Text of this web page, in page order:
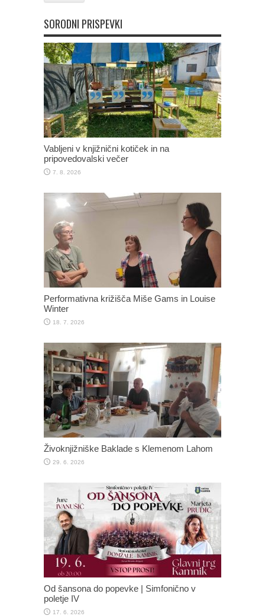
SORODNI PRISPEVKI
Vabljeni v knjižnični kotiček in na
pripovedovalski večer
7. 8. 2026
Performativna križišča Miše Gams in Louise
Winter
18. 7. 2026
Živoknjižniške Baklade s Klemenom Lahom
29. 6. 2026
Od šansona do popevke | Simfonično v
poletje IV
17. 6. 2026